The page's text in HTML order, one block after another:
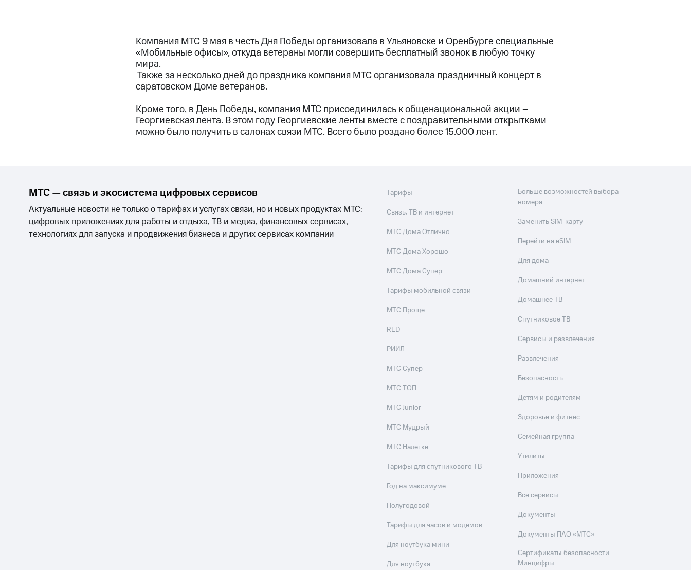
Компания МТС 9 мая в честь Дня Победы организовала в Ульяновске и Оренбурге специальные
«Мобильные офисы», откуда ветераны могли совершить бесплатный звонок в любую точку
мира.
Также за несколько дней до праздника компания МТС организовала праздничный концерт в
саратовском Доме ветеранов.
Кроме того, в День Победы, компания МТС присоединилась к общенациональной акции –
Георгиевская лента. В этом году Георгиевские ленты вместе с поздравительными открытками
можно было получить в салонах связи МТС. Всего было роздано более 15.000 лент.
МТС — связь и экосистема цифровых сервисов
Актуальные новости не только о тарифах и услугах связи, но и новых продуктах МТС:
цифровых приложениях для работы и отдыха, ТВ и медиа, финансовых сервисах,
технологиях для запуска и продвижения бизнеса и других сервисах компании
Тарифы
Связь, ТВ и интернет
МТС Дома Отлично
МТС Дома Хорошо
МТС Дома Супер
Тарифы мобильной связи
МТС Проще
RED
РИИЛ
МТС Супер
МТС ТОП
МТС Junior
МТС Мудрый
МТС Налегке
Тарифы для спутникового ТВ
Год на максимуме
Полугодовой
Тарифы для часов и модемов
Для ноутбука мини
Для ноутбука
Больше возможностей выбора
номера
Заменить SIM-карту
Перейти на eSIM
Для дома
Домашний интернет
Домашнее ТВ
Спутниковое ТВ
Сервисы и развлечения
Развлечения
Безопасность
Детям и родителям
Здоровье и фитнес
Семейная группа
Утилиты
Приложения
Все сервисы
Документы
Документы ПАО «МТС»
Сертификаты безопасности
Минцифры